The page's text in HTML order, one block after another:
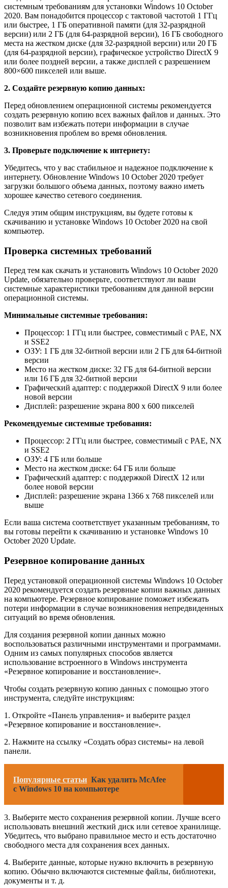
системным требованиям для установки Windows 10 October
2020. Вам понадобится процессор с тактовой частотой 1 ГГц
или быстрее, 1 ГБ оперативной памяти (для 32-разрядной
версии) или 2 ГБ (для 64-разрядной версии), 16 ГБ свободного
места на жестком диске (для 32-разрядной версии) или 20 ГБ
(для 64-разрядной версии), графическое устройство DirectX 9
или более поздней версии, а также дисплей с разрешением
800×600 пикселей или выше.
2. Создайте резервную копию данных:
Перед обновлением операционной системы рекомендуется
создать резервную копию всех важных файлов и данных. Это
позволит вам избежать потери информации в случае
возникновения проблем во время обновления.
3. Проверьте подключение к интернету:
Убедитесь, что у вас стабильное и надежное подключение к
интернету. Обновление Windows 10 October 2020 требует
загрузки большого объема данных, поэтому важно иметь
хорошее качество сетевого соединения.
Следуя этим общим инструкциям, вы будете готовы к
скачиванию и установке Windows 10 October 2020 на свой
компьютер.
Проверка системных требований
Перед тем как скачать и установить Windows 10 October 2020
Update, обязательно проверьте, соответствуют ли ваши
системные характеристики требованиям для данной версии
операционной системы.
Минимальные системные требования:
Процессор: 1 ГГц или быстрее, совместимый с PAE, NX
и SSE2
ОЗУ: 1 ГБ для 32-битной версии или 2 ГБ для 64-битной
версии
Место на жестком диске: 32 ГБ для 64-битной версии
или 16 ГБ для 32-битной версии
Графический адаптер: с поддержкой DirectX 9 или более
новой версии
Дисплей: разрешение экрана 800 x 600 пикселей
Рекомендуемые системные требования:
Процессор: 2 ГГц или быстрее, совместимый с PAE, NX
и SSE2
ОЗУ: 4 ГБ или больше
Место на жестком диске: 64 ГБ или больше
Графический адаптер: с поддержкой DirectX 12 или
более новой версии
Дисплей: разрешение экрана 1366 x 768 пикселей или
выше
Если ваша система соответствует указанным требованиям, то
вы готовы перейти к скачиванию и установке Windows 10
October 2020 Update.
Резервное копирование данных
Перед установкой операционной системы Windows 10 October
2020 рекомендуется создать резервные копии важных данных
на компьютере. Резервное копирование поможет избежать
потери информации в случае возникновения непредвиденных
ситуаций во время обновления.
Для создания резервной копии данных можно
воспользоваться различными инструментами и программами.
Одним из самых популярных способов является
использование встроенного в Windows инструмента
«Резервное копирование и восстановление».
Чтобы создать резервную копию данных с помощью этого
инструмента, следуйте инструкциям:
1. Откройте «Панель управления» и выберите раздел
«Резервное копирование и восстановление».
2. Нажмите на ссылку «Создать образ системы» на левой
панели.
Популярные статьи Как удалить McAfee
с Windows 10 на компьютере
3. Выберите место сохранения резервной копии. Лучше всего
использовать внешний жесткий диск или сетевое хранилище.
Убедитесь, что выбрано правильное место и есть достаточно
свободного места для сохранения всех данных.
4. Выберите данные, которые нужно включить в резервную
копию. Обычно включаются системные файлы, библиотеки,
документы и т. д.